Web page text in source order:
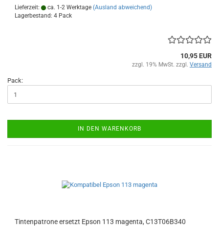
Lieferzeit: ca. 1-2 Werktage (Ausland abweichend)
Lagerbestand: 4 Pack
10,95 EUR
zzgl. 19% MwSt. zzgl. Versand
Pack:
IN DEN WARENKORB
Tintenpatrone ersetzt Epson 113 magenta, C13T06B340